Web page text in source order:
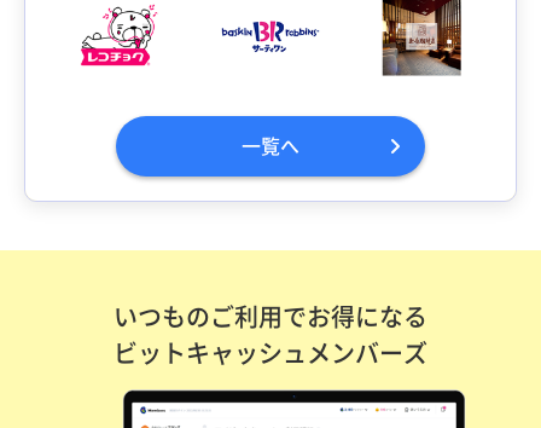
一覧へ
いつものご利用でお得になる
ビットキャッシュメンバーズ